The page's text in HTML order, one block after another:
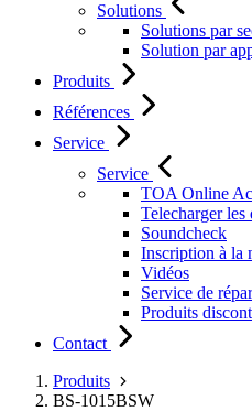
Solutions
Solutions par
Solution par
Produits
Références
Service
Service
TOA Online
Telecharger
Soundcheck
Inscription à la
Vidéos
Service de
Produits
Contact
Produits
BS-1015BSW